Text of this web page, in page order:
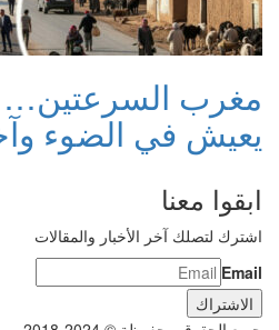
مغرب
يعيش في الضوء
ابقوا معنا
اشترك لتصلك آخر الأخبار والمقالات
Email